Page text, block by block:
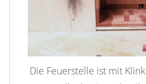
Die Feuerstelle ist mit